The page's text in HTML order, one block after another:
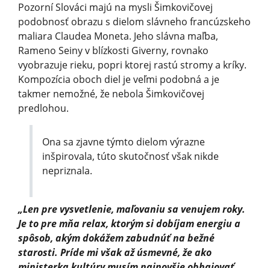
Pozorní Slováci majú na mysli Šimkovičovej
podobnosť obrazu s dielom slávneho francúzskeho
maliara Claudea Moneta. Jeho slávna maľba,
Rameno Seiny v blízkosti Giverny, rovnako
vyobrazuje rieku, popri ktorej rastú stromy a kríky.
Kompozícia oboch diel je veľmi podobná a je
takmer nemožné, že nebola Šimkovičovej
predlohou.
Ona sa zjavne týmto dielom výrazne
inšpirovala, túto skutočnosť však nikde
nepriznala.
„Len pre vysvetlenie, maľovaniu sa venujem roky.
Je to pre mňa relax, ktorým si dobíjam energiu a
spôsob, akým dokážem zabudnúť na bežné
starosti. Príde mi však až úsmevné, že ako